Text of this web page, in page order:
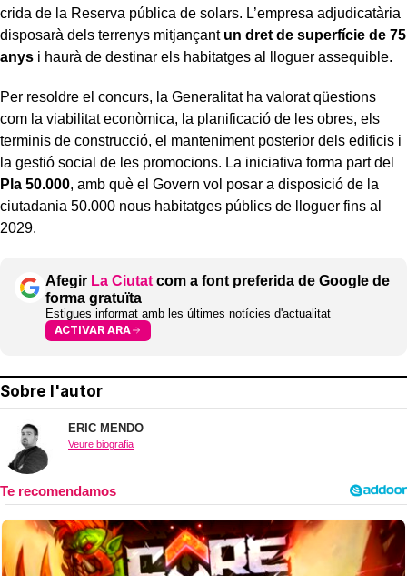
crida de la Reserva pública de solars. L’empresa adjudicatària
disposarà dels terrenys mitjançant un dret de superfície de 75
anys i haurà de destinar els habitatges al lloguer assequible.
Per resoldre el concurs, la Generalitat ha valorat qüestions
com la viabilitat econòmica, la planificació de les obres, els
terminis de construcció, el manteniment posterior dels edificis i
la gestió social de les promocions. La iniciativa forma part del
Pla 50.000, amb què el Govern vol posar a disposició de la
ciutadania 50.000 nous habitatges públics de lloguer fins al
2029.
Afegir La Ciutat com a font preferida de Google de
forma gratuïta
Estigues informat amb les últimes notícies d'actualitat
ACTIVAR ARA
Sobre l'autor
ERIC MENDO
Veure biografia